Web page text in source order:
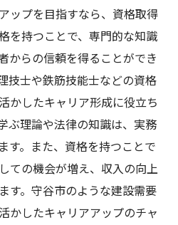
に活用する戦略
アを支える効果的なネッ
な日々の自己啓発法
具体的な行動計画
ップを目指すなら、資格取得
を持つことで、専門的な知識
からの信頼を得ることができ
技士や鉄筋技能士などの資格
かしたキャリア形成に役立ち
ぶ理論や法律の知識は、実務
す。また、資格を持つことで
ての機会が増え、収入の向上
す。守谷市のような建設需要
かしたキャリアアップのチャ